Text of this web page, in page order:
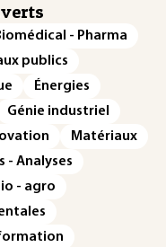
- Pharma
publics
Énergies
Génie industriel
Matériaux
- Analyses
- agro